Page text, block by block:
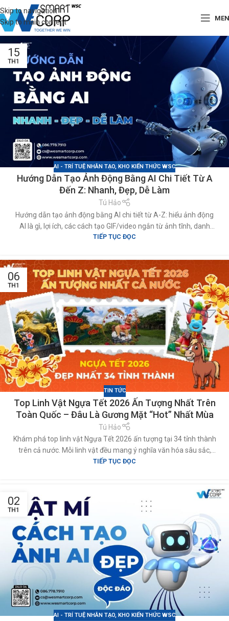
Skip to navigation
Skip to main content
15
TH1
AI - TRÍ TUỆ NHÂN TẠO, KHO KIẾN THỨC WSC
Hướng Dẫn Tạo Ảnh Động Bằng AI Chi Tiết Từ A
Đến Z: Nhanh, Đẹp, Dễ Làm
Tú Hảo
Hướng dẫn tạo ảnh động bằng AI chi tiết từ A-Z: hiểu ảnh động
AI là gì, lợi ích, các cách tạo GIF/video ngắn từ ảnh tĩnh, danh
sách nền tảng phổ biến, quy trình 5 bước cho người mới và lưu ý
doanh
TIẾP TỤC ĐỌC
06
TH1
TIN TỨC
Top Linh Vật Ngựa Tết 2026 Ấn Tượng Nhất Trên
Toàn Quốc – Đâu Là Gương Mặt “Hot” Nhất Mùa
Xuân Bính Ngọ?
Tú Hảo
Khám phá top linh vật Ngựa Tết 2026 ấn tượng tại 34 tỉnh thành
trên cả nước. Mỗi linh vật đều mang ý nghĩa văn hóa sâu sắc,
thiết kế đẹp mắt, hứa hẹn trở thành điểm check-in hot nhất mùa
TIẾP TỤC ĐỌC
02
TH1
AI - TRÍ TUỆ NHÂN TẠO, KHO KIẾN THỨC WSC